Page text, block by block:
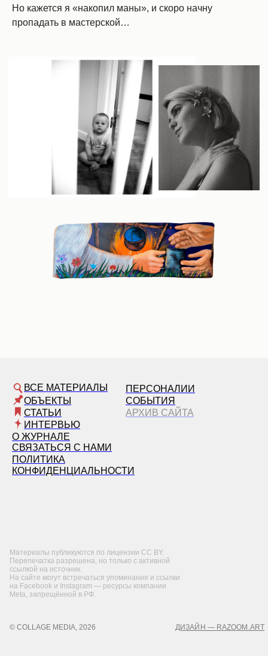
Но кажется я «накопил маны», и скоро начну
пропадать в мастерской…
ВСЕ МАТЕРИАЛЫ
ОБЪЕКТЫ
СТАТЬИ
ИНТЕРВЬЮ
ПЕРСОНАЛИИ
СОБЫТИЯ
АРХИВ САЙТА
О ЖУРНАЛЕ
СВЯЗАТЬСЯ С НАМИ
ПОЛИТИКА
КОНФИДЕНЦИАЛЬНОСТИ
Материалы публикуются по лицензии CC BY.
Перепечатка разрешена, но только с активной
ссылкой на источник.
На сайте могут встречаться упоминания и ссылки
на Facebook и Instagram — ресурсы компании
Meta, запрещённой в РФ.
ДИЗАЙН — RAZOOM.ART
© COLLAGE MEDIA, 2026